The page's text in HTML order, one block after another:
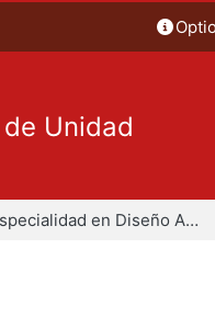
Unidad
Especialidad en Diseño Ambiental